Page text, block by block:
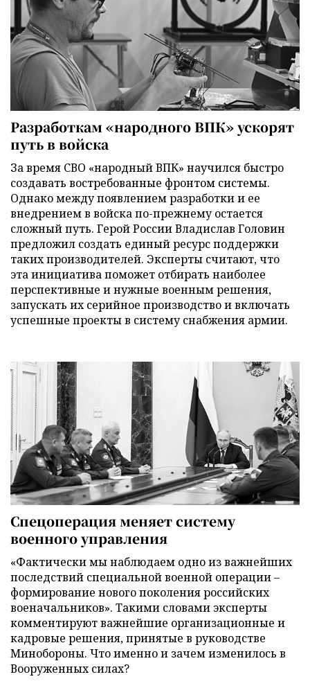
Разработкам «народного ВПК» ускорят
путь в войска
За время СВО «народный ВПК» научился быстро
создавать востребованные фронтом системы.
Однако между появлением разработки и ее
внедрением в войска по-прежнему остается
сложный путь. Герой России Владислав Головин
предложил создать единый ресурс поддержки
таких производителей. Эксперты считают, что
эта инициатива поможет отбирать наиболее
перспективные и нужные военным решения,
запускать их серийное производство и включать
успешные проекты в систему снабжения армии.
Спецоперация меняет систему
военного управления
«Фактически мы наблюдаем одно из важнейших
последствий специальной военной операции –
формирование нового поколения российских
военачальников». Такими словами эксперты
комментируют важнейшие организационные и
кадровые решения, принятые в руководстве
Минобороны. Что именно и зачем изменилось в
Вооруженных силах?